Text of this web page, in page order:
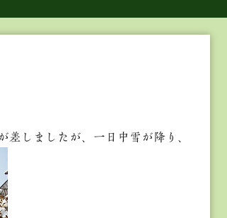
しましたが、一日中雪が降り、